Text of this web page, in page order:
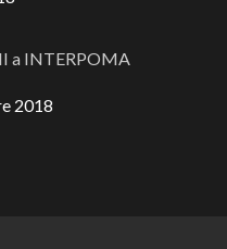
a INTERPOMA
2018